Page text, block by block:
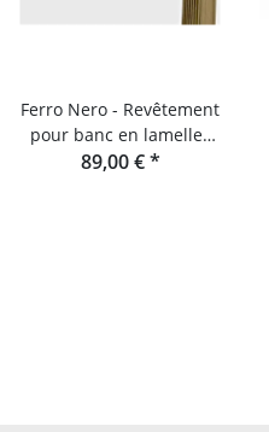
Ferro Nero - Revêtement
pour banc en lamelles
de chêne et console
89,00 €*